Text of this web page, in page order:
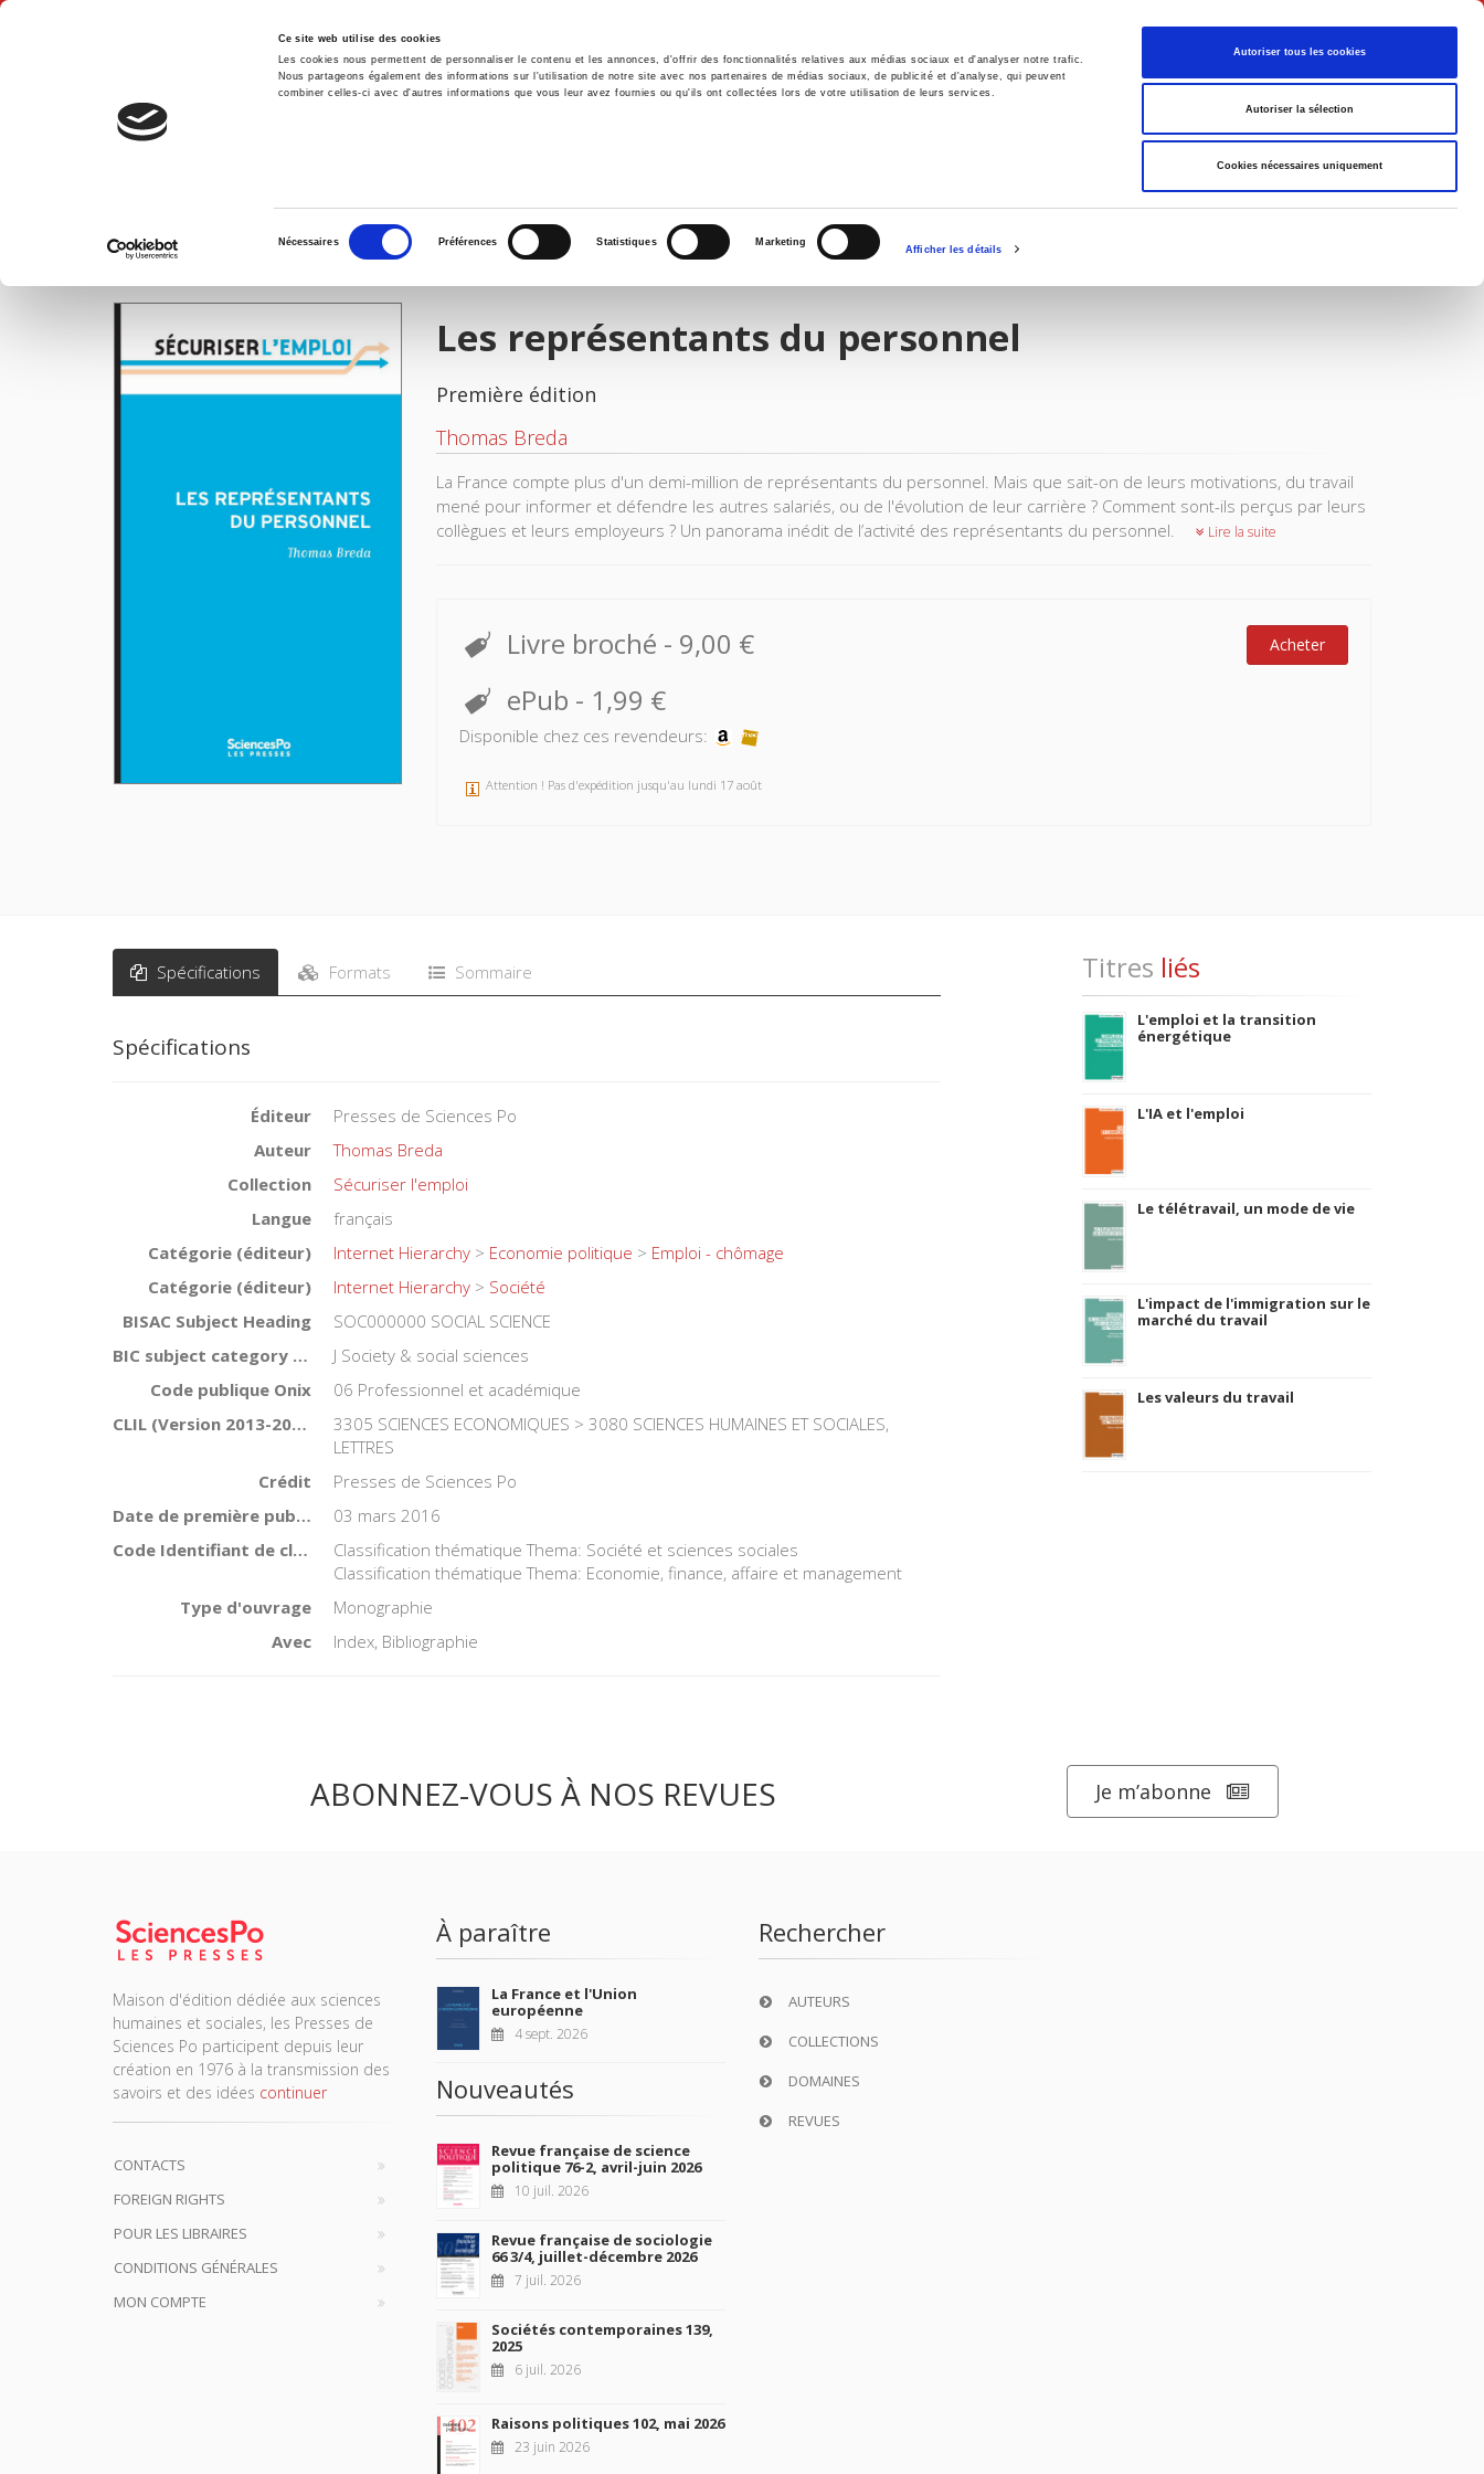
Ce site web utilise des cookies
Les cookies nous permettent de personnaliser le contenu et les annonces, d'offrir des fonctionnalités relatives aux médias sociaux et d'analyser notre trafic.
Nous partageons également des informations sur l'utilisation de notre site avec nos partenaires de médias sociaux, de publicité et d'analyse, qui peuvent
combiner celles-ci avec d'autres informations que vous leur avez fournies ou qu'ils ont collectées lors de votre utilisation de leurs services.
consentement
Nécessaires Préférences Statistiques Marketing
Afficher les détails
Autoriser tous les cookies
Autoriser la sélection
Cookies nécessaires uniquement
Français
Accueil Environnement Histoire International
IMAGES
Les représentants du personnel
Première édition
Thomas Breda
La France compte plus d'un demi-million de représentants du personnel. Mais que sait-on de leurs motivations, du travail
mené pour informer et défendre les autres salariés, ou de l'évolution de leur carrière ? Comment sont-ils perçus par leurs
collègues et leurs employeurs ? Un panorama inédit de l’activité des représentants du personnel.
Lire la suite
Livre broché - 9,00 € Acheter
ePub - 1,99 €
Disponible chez ces revendeurs:
Attention ! Pas d'expédition jusqu'au lundi 17 août
Spécifications Formats Sommaire
Spécifications
Éditeur
Presses de Sciences Po
Auteur
Thomas Breda
Collection
Sécuriser l'emploi
Langue
français
Catégorie (éditeur)
Internet Hierarchy > Economie politique > Emploi - chômage
Catégorie (éditeur)
Internet Hierarchy > Société
BISAC Subject Heading
SOC000000 SOCIAL SCIENCE
BIC subject category (UK)
J Society & social sciences
Code publique Onix
06 Professionnel et académique
CLIL (Version 2013-2019 )
3305 SCIENCES ECONOMIQUES > 3080 SCIENCES HUMAINES ET SOCIALES,
LETTRES
Crédit
Presses de Sciences Po
Date de première publication du titre
03 mars 2016
Code Identifiant de classement sujet
Classification thématique Thema: Société et sciences sociales
Classification thématique Thema: Economie, finance, affaire et management
Type d'ouvrage
Monographie
Avec
Index, Bibliographie
Titres liés
L'emploi et la transition
énergétique
L'IA et l'emploi
Le télétravail, un mode de vie
L'impact de l'immigration sur le
marché du travail
Les valeurs du travail
ABONNEZ-VOUS À NOS REVUES Je m’abonne
Maison d'édition dédiée aux sciences
humaines et sociales, les Presses de
Sciences Po participent depuis leur
création en 1976 à la transmission des
savoirs et des idées continuer
CONTACTS
FOREIGN RIGHTS
POUR LES LIBRAIRES
CONDITIONS GÉNÉRALES
MON COMPTE
À paraître
La France et l'Union
européenne
4 sept. 2026
Nouveautés
Revue française de science
politique 76-2, avril-juin 2026
10 juil. 2026
Revue française de sociologie
66 3/4, juillet-décembre 2026
7 juil. 2026
Sociétés contemporaines 139,
2025
6 juil. 2026
Raisons politiques 102, mai 2026
23 juin 2026
Rechercher
AUTEURS
COLLECTIONS
DOMAINES
REVUES